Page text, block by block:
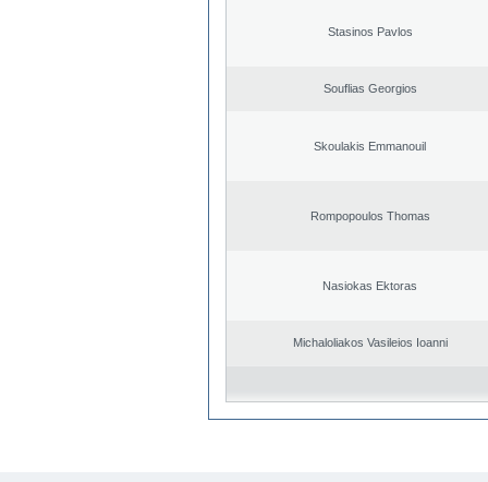
Stasinos Pavlos
Souflias Georgios
Skoulakis Emmanouil
Rompopoulos Thomas
Nasiokas Ektoras
Michaloliakos Vasileios Ioanni